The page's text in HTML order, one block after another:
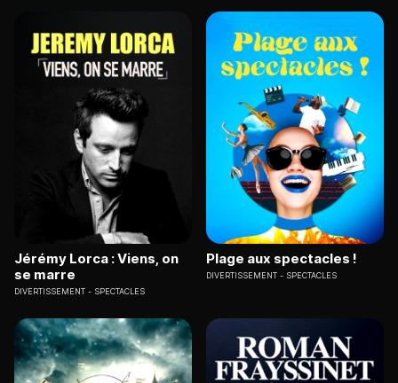
Jérémy Lorca : Viens, on
se marre
DIVERTISSEMENT SPECTACLES
Plage aux spectacles !
DIVERTISSEMENT SPECTACLES